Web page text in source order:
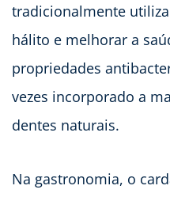
tradicionalmente
hálito e melhorar a
propriedades
vezes incorporado a
dentes naturais.
Na gastronomia, o